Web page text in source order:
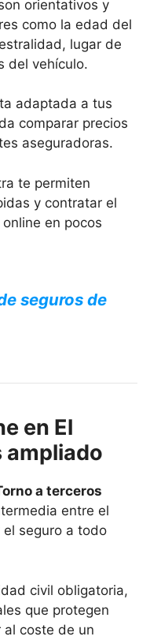
orientativos y
como la edad del
lugar de
del vehículo.
adaptada a tus
comparar precios
aseguradoras.
te permiten
y contratar el
en pocos
seguros de
en El
ampliado
a terceros
entre el
seguro a todo
civil obligatoria,
que protegen
al coste de un